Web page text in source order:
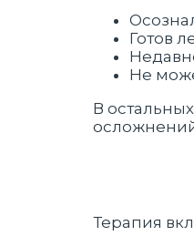
Готов
Не
В
осложнений
Терапия